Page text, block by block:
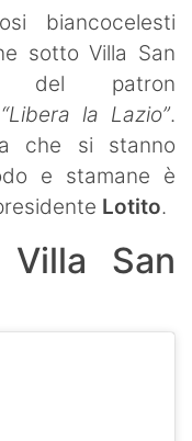
biancocelesti
sotto Villa San
del patron
“Libera la Lazio”.
che si stanno
e stamane è
Lotito.
San